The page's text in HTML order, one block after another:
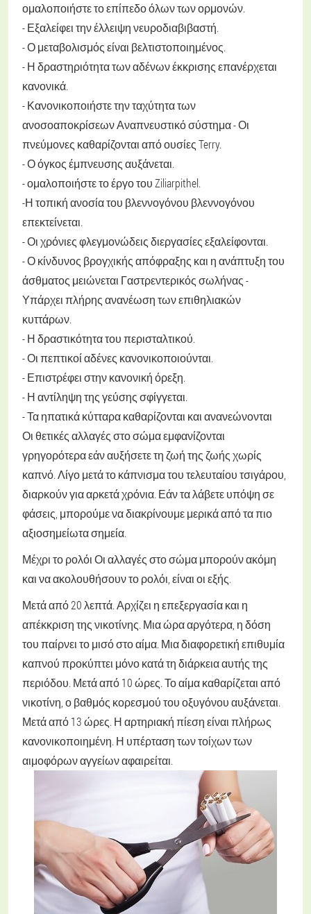
ομαλοποιήστε το επίπεδο όλων των ορμονών.
- Εξαλείφει την έλλειψη νευροδιαβιβαστή.
- Ο μεταβολισμός είναι βελτιστοποιημένος.
- Η δραστηριότητα των αδένων έκκρισης επανέρχεται
κανονικά.
- Κανονικοποιήστε την ταχύτητα των
ανοσοαποκρίσεωνΑναπνευστικό σύστημα- Οι
πνεύμονες καθαρίζονται από ουσίες Terry.
- Ο όγκος έμπνευσης αυξάνεται.
- ομαλοποιήστε το έργο του Ziliarpithel.
-Η τοπική ανοσία του βλεννογόνου βλεννογόνου
επεκτείνεται.
- Οι χρόνιες φλεγμονώδεις διεργασίες εξαλείφονται.
- Ο κίνδυνος βρογχικής απόφραξης και η ανάπτυξη του
άσθματος μειώνεται Γαστρεντερικός σωλήνας-
Υπάρχει πλήρης ανανέωση των επιθηλιακών
κυττάρων.
- Η δραστικότητα του περισταλτικού.
- Οι πεπτικοί αδένες κανονικοποιούνται.
- Επιστρέφει στην κανονική όρεξη.
- Η αντίληψη της γεύσης σφίγγεται.
- Τα ηπατικά κύτταρα καθαρίζονται και ανανεώνονται
Οι θετικές αλλαγές στο σώμα εμφανίζονται
γρηγορότερα εάν αυξήσετε τη ζωή της ζωής χωρίς
καπνό. Λίγο μετά το κάπνισμα του τελευταίου τσιγάρου,
διαρκούν για αρκετά χρόνια. Εάν τα λάβετε υπόψη σε
φάσεις, μπορούμε να διακρίνουμε μερικά από τα πιο
αξιοσημείωτα σημεία.
Μέχρι το ρολόιΟι αλλαγές στο σώμα μπορούν ακόμη
και να ακολουθήσουν το ρολόι, είναι οι εξής.
Μετά από 20 λεπτά. Αρχίζει η επεξεργασία και η
απέκκριση της νικοτίνης. Μια ώρα αργότερα, η δόση
του παίρνει το μισό στο αίμα. Μια διαφορετική επιθυμία
καπνού προκύπτει μόνο κατά τη διάρκεια αυτής της
περιόδου.Μετά από 10 ώρες. Το αίμα καθαρίζεται από
νικοτίνη, ο βαθμός κορεσμού του οξυγόνου αυξάνεται.
Μετά από 13 ώρες. Η αρτηριακή πίεση είναι πλήρως
κανονικοποιημένη. Η υπέρταση των τοίχων των
αιμοφόρων αγγείων αφαιρείται.